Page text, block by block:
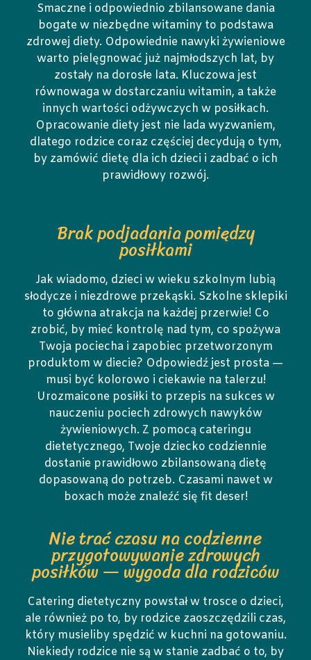
Smaczne i odpowiednio zbilansowane dania
bogate w niezbędne witaminy to podstawa
zdrowej diety. Odpowiednie nawyki żywieniowe
warto pielęgnować już najmłodszych lat, by
zostały na dorosłe lata. Kluczowa jest
równowaga w dostarczaniu witamin, a także
innych wartości odżywczych w posiłkach.
Opracowanie diety jest nie lada wyzwaniem,
dlatego rodzice coraz częściej decydują o tym,
by zamówić dietę dla ich dzieci i zadbać o ich
prawidłowy rozwój.
Brak podjadania pomiędzy
posiłkami
Jak wiadomo, dzieci w wieku szkolnym lubią
słodycze i niezdrowe przekąski. Szkolne sklepiki
to główna atrakcja na każdej przerwie! Co
zrobić, by mieć kontrolę nad tym, co spożywa
Twoja pociecha i zapobiec przetworzonym
produktom w diecie? Odpowiedź jest prosta —
musi być kolorowo i ciekawie na talerzu!
Urozmaicone posiłki to przepis na sukces w
nauczeniu pociech zdrowych nawyków
żywieniowych. Z pomocą cateringu
dietetycznego, Twoje dziecko codziennie
dostanie prawidłowo zbilansowaną dietę
dopasowaną do potrzeb. Czasami nawet w
boxach może znaleźć się fit deser!
Nie trać czasu na codzienne
przygotowywanie zdrowych
posiłków — wygoda dla rodziców
Catering dietetyczny powstał w trosce o dzieci,
ale również po to, by rodzice zaoszczędzili czas,
który musieliby spędzić w kuchni na gotowaniu.
Niekiedy rodzice nie są w stanie zadbać o to, by